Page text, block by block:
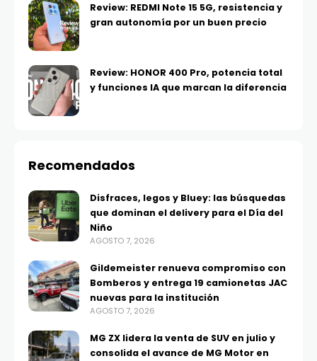
Review: REDMI Note 15 5G, resistencia y
gran autonomía por un buen precio
Review: HONOR 400 Pro, potencia total
y funciones IA que marcan la diferencia
Recomendados
Disfraces, legos y Bluey: las búsquedas
que dominan el delivery para el Día del
Niño
AGOSTO 7, 2026
Gildemeister renueva compromiso con
Bomberos y entrega 19 camionetas JAC
nuevas para la institución
AGOSTO 7, 2026
MG ZX lidera la venta de SUV en julio y
consolida el avance de MG Motor en